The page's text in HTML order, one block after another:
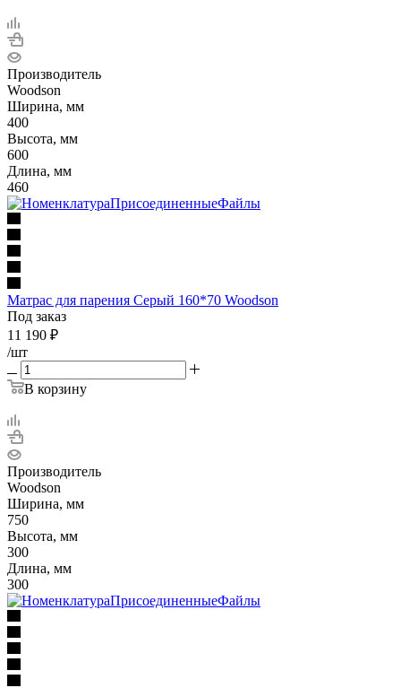
Производитель
Woodson
Ширина, мм
400
Высота, мм
600
Длина, мм
460
Матрас для парения Серый 160*70 Woodson
Под заказ
11 190 ₽
/шт
В корзину
Производитель
Woodson
Ширина, мм
750
Высота, мм
300
Длина, мм
300